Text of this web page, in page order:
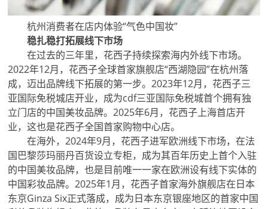
杭州消费者在店内体验“气色中国妆”
稳扎稳打拓展线下市场
在过去的三年里，花西子持续探索海内外线下市场。
2022年12月，花西子全球首家旗舰店“西湖隐园”在杭州落
成，迈出品牌线下拓展的第一步。2023年12月，花西子三
亚国际免税城店开业，成为cdf三亚国际免税城首个拥有独
立门店的中国美妆品牌。2025年6月，花西子上海首店开
业，这也是花西子全国首家购物中心店。
在海外，2024年9月，花西子进军欧洲线下市场，在法
国巴黎莎玛丽丹百货设立专柜，成为其百年历史上首个入驻
的中国美妆品牌，也是目前唯一一家在欧洲设有线下实体的
中国彩妆品牌。2025年1月，花西子首家海外旗舰店在日本
东京Ginza Six正式落成，成为日本东京银座地区的首家中国